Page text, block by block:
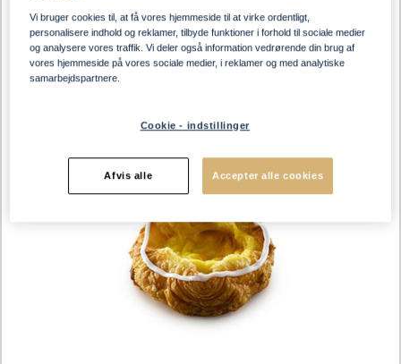
Vi bruger cookies til, at få vores hjemmeside til at virke ordentligt,
personalisere indhold og reklamer, tilbyde funktioner i forhold til sociale medier
og analysere vores traffik. Vi deler også information vedrørende din brug af
vores hjemmeside på vores sociale medier, i reklamer og med analytiske
samarbejdspartnere.
Cookie - indstillinger
Afvis alle Accepter alle cookies